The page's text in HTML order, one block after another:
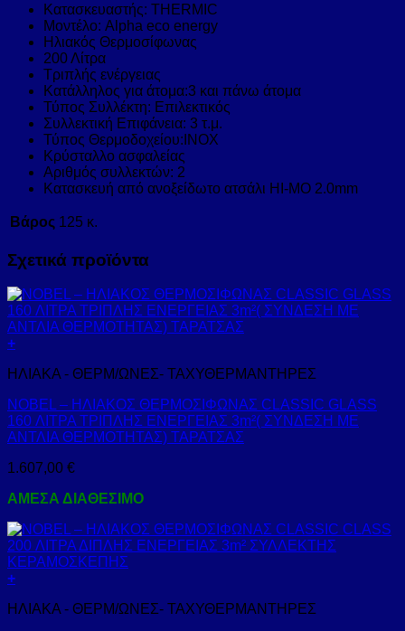
Κατασκευαστής: THERMIC
Μοντέλο: Alpha eco energy
Ηλιακός Θερμοσίφωνας
200 Λίτρα
Τριπλής ενέργειας
Κατάλληλος για άτομα:3 και πάνω άτομα
Τύπος Συλλέκτη: Επιλεκτικός
Συλλεκτική Επιφάνεια: 3 τ.μ.
Τύπος Θερμοδοχείου:INOX
Κρύσταλλο ασφαλείας
Αριθμός συλλεκτών: 2
Κατασκευή από ανοξείδωτο ατσάλι HI-MO 2.0mm
Βάρος 125 κ.
Σχετικά προϊόντα
+
ΗΛΙΑΚΑ - ΘΕΡΜ/ΩΝΕΣ- ΤΑΧΥΘΕΡΜΑΝΤΗΡΕΣ
NOBEL – ΗΛΙΑΚΟΣ ΘΕΡΜΟΣΙΦΩΝΑΣ CLASSIC GLASS
160 ΛΙΤΡΑ ΤΡΙΠΛΗΣ ΕΝΕΡΓΕΙΑΣ 3m²( ΣΥΝΔΕΣΗ ΜΕ
ΑΝΤΛΙΑ ΘΕΡΜΟΤΗΤΑΣ) ΤΑΡΑΤΣΑΣ
1.607,00 €
ΑΜΕΣΑ ΔΙΑΘΕΣΙΜΟ
+
ΗΛΙΑΚΑ - ΘΕΡΜ/ΩΝΕΣ- ΤΑΧΥΘΕΡΜΑΝΤΗΡΕΣ